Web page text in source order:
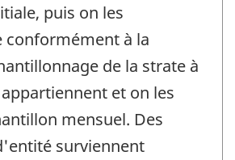
puis on les
conformément à la
de la strate à
et on les
mensuel. Des
surviennent